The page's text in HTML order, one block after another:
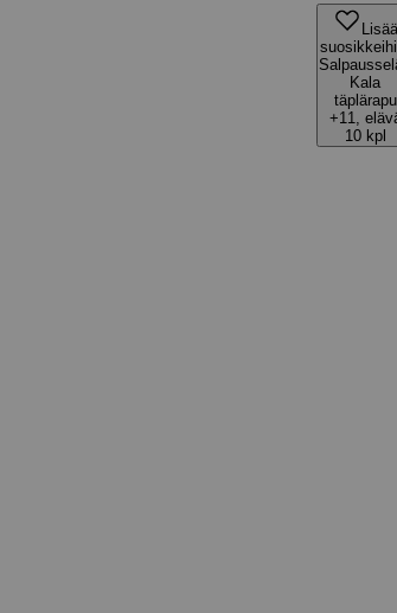
Lisää
Kala
täplärapu
+11,
10 kpl